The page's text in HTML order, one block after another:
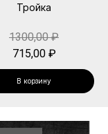
Тройка
1300,00₽
715,00 ₽
В корзину